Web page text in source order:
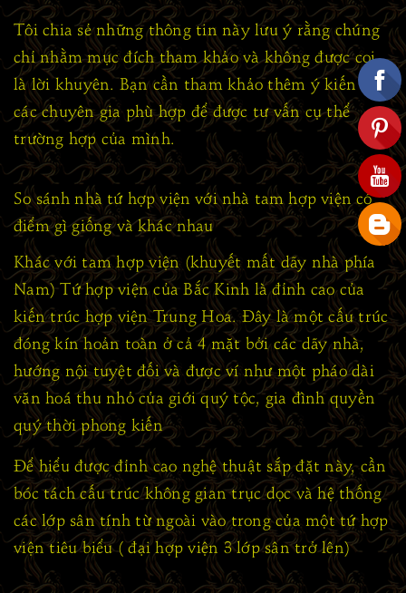
Tôi chia sẻ những thông tin này lưu ý rằng chúng
chỉ nhằm mục đích tham khảo và không được coi
là lời khuyên. Bạn cần tham khảo thêm ý kiến của
các chuyên gia phù hợp để được tư vấn cụ thể
trường hợp của mình.
So sánh nhà tứ hợp viện với nhà tam hợp viện có
điểm gì giống và khác nhau
Khác với tam hợp viện (khuyết mất dãy nhà phía
Nam) Tứ hợp viện của Bắc Kinh là đỉnh cao của
kiến trúc hợp viện Trung Hoa. Đây là một cấu trúc
đóng kín hoản toàn ở cả 4 mặt bởi các dãy nhà,
hướng nội tuyệt đối và được ví như một pháo dài
văn hoá thu nhỏ của giới quý tộc, gia đình quyền
quý thời phong kiến
Để hiểu được đỉnh cao nghệ thuật sắp đặt này, cần
bóc tách cấu trúc không gian trục dọc và hệ thống
các lớp sân tính từ ngoài vào trong của một tứ hợp
viện tiêu biểu ( đại hợp viện 3 lớp sân trở lên)